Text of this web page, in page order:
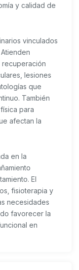
y calidad de
vinculados
lesiones
que
También
para
afectan la
en la
El
fisioterapia y
necesidades
favorecer la
en